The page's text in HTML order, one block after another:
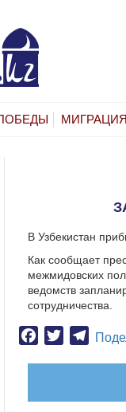
МИГРАЦИЯ
В Узбекистан
Как сообщает
межмидовских
ведомств
сотрудничества.
Facebook
Twitter